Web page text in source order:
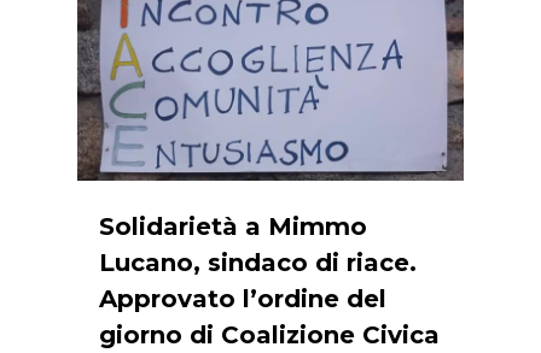
Solidarietà a Mimmo
Lucano, sindaco di riace.
Approvato l’ordine del
giorno di Coalizione Civica